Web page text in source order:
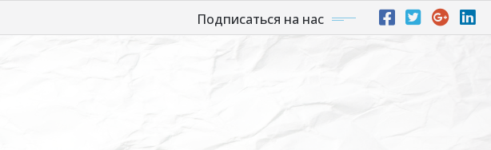
Подписаться на нас